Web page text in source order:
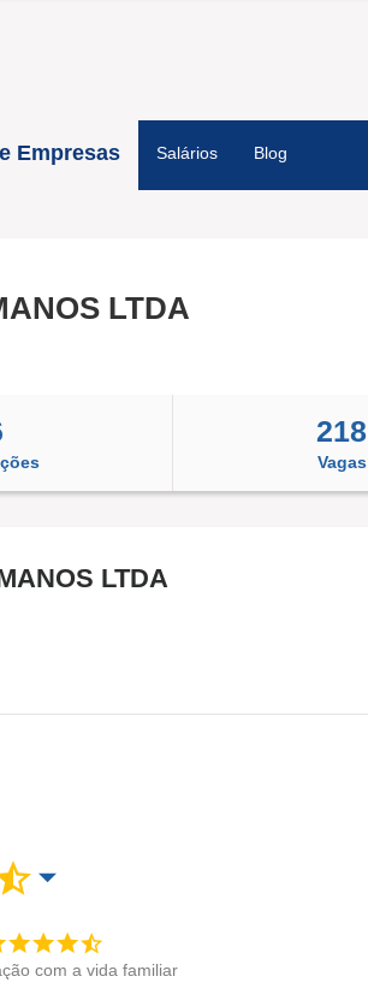
Empresas Salários Blog
LTDA
218
Vagas
LTDA
com a vida familiar